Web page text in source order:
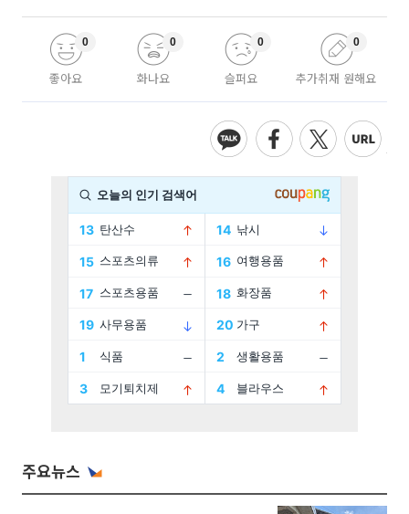
좋아요
0
화나요
0
슬퍼요
0
추가취재 원해요
0
주요뉴스